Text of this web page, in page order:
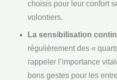
choisis pour leur confort
volontiers.
La sensibilisation
régulièrement des «
rappeler l’importance
bons gestes pour les